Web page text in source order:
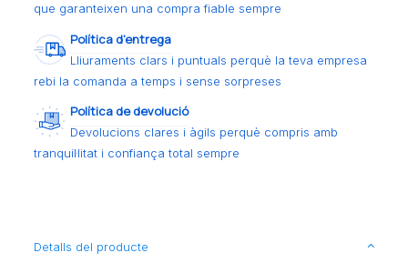
que garanteixen una compra fiable sempre
Política d’entrega
Lliuraments clars i puntuals perquè la teva empresa
rebi la comanda a temps i sense sorpreses
Política de devolució
Devolucions clares i àgils perquè compris amb
tranquil·litat i confiança total sempre
Detalls del producte